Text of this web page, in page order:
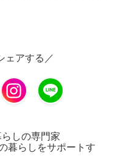
ェアする／
しの専門家
暮らしをサポートす